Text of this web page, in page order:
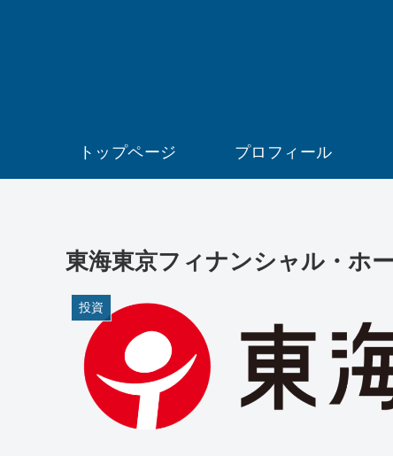
トップページ プロフィール
東海東京フィナンシャル・ホ
投資